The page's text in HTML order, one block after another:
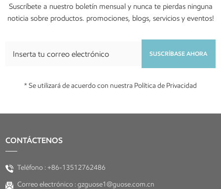
Suscríbete a nuestro boletín mensual y nunca te pierdas ninguna
noticia sobre productos. promociones, blogs, servicios y eventos!
SUSCRÍBASE AHORA
* Se utilizará de acuerdo con nuestra Política de Privacidad
CONTÁCTENOS
Teléfono :+86-13512762486
Correo electrónico :gzguose1@guose.com.cn